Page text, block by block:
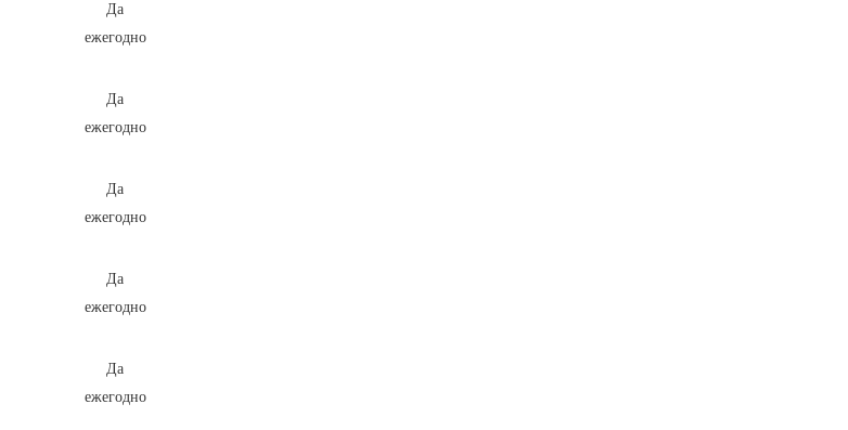
Да
ежегодно
Да
ежегодно
Да
ежегодно
Да
ежегодно
Да
ежегодно